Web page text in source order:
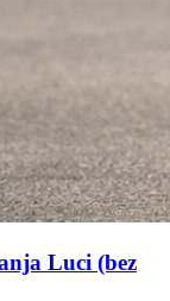
Luci (bez